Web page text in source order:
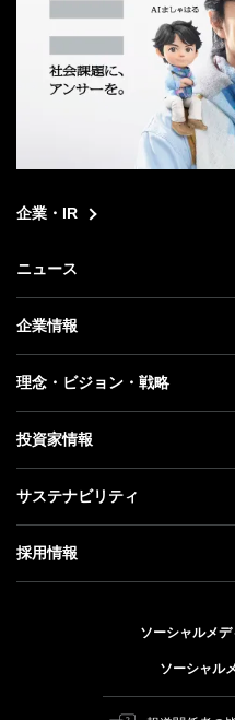
企業・IR
ニュース
ニュース トップ
プレスリリース
更新情報
記者説明会
企業情報
企業情報 トップ
社長メッセージ
事業紹介
ガバナンス
理念・ビジョン・戦略
理念・ビジョン・戦略 トップ
成長戦略「Activate AI for
人材戦略
投資家情報
投資家情報 トップ
経営方針
個人投資家の皆さまへ
株式と社債について
サステナビリティ
サステナビリティ トップ
トップメッセージ
ESG方針・体制
採用情報
ソーシャルメ
ソーシャル